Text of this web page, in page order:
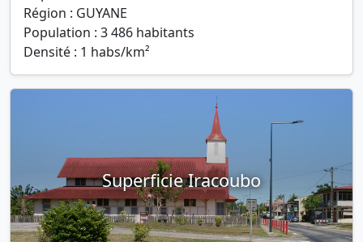
Région : GUYANE
Population : 3 486 habitants
Densité : 1 habs/km²
Superficie Iracoubo